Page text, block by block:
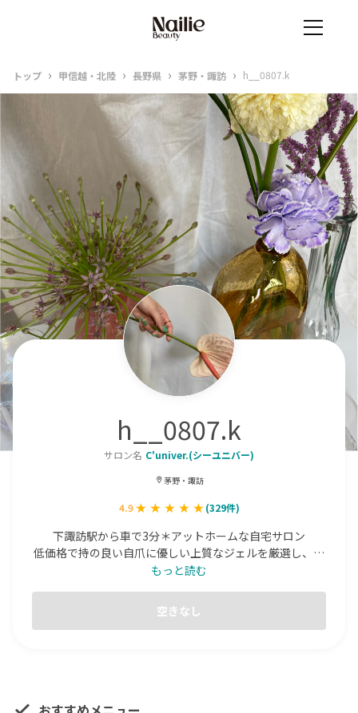
トップ › 甲信越・北陸 › 長野県 › 茅野・諏訪 › h__0807.k
h__0807.k
サロン名 C'univer.(シーユニバー)
茅野・諏訪
4.9 (329件)
下諏訪駅から車で3分＊アットホームな自宅サロン
低価格で持の良い自爪に優しい上質なジェルを厳選し、お
爪の状態や長さに合わせた施術を行います。
※アレルギー対応ジェルも取り扱っています
もっと読む
空きなし